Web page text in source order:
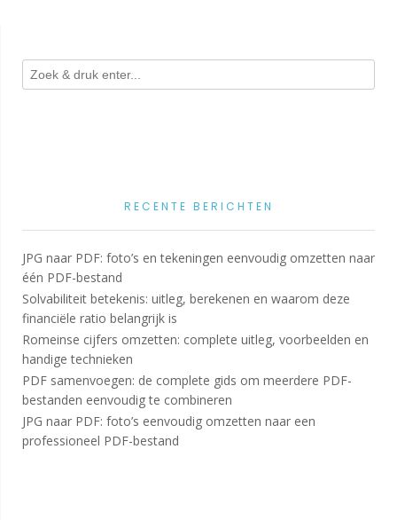
RECENTE BERICHTEN
JPG naar PDF: foto’s en tekeningen eenvoudig omzetten naar
één PDF-bestand
Solvabiliteit betekenis: uitleg, berekenen en waarom deze
financiële ratio belangrijk is
Romeinse cijfers omzetten: complete uitleg, voorbeelden en
handige technieken
PDF samenvoegen: de complete gids om meerdere PDF-
bestanden eenvoudig te combineren
JPG naar PDF: foto’s eenvoudig omzetten naar een
professioneel PDF-bestand